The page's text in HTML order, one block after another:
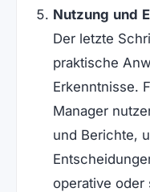
Nutzung und
Der letzte
praktische
Erkenntnisse.
Manager
und Berichte,
operative oder